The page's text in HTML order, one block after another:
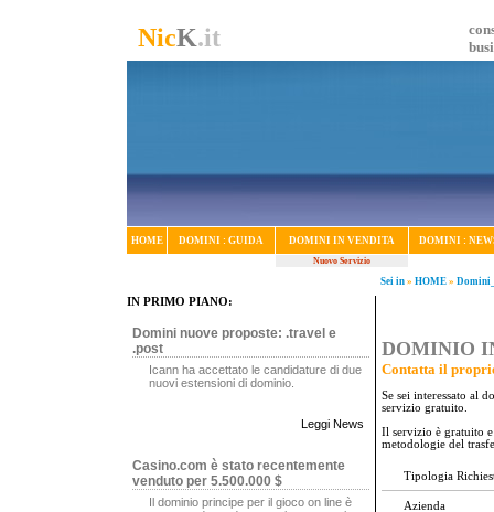
NicK.it
HOME DOMINI : GUIDA DOMINI IN VENDITA DOMINI :
Nuovo Servizio
Sei in » HOME »
IN PRIMO PIANO:
Domini nuove proposte: .travel e
.post
Icann ha accettato le candidature di due
nuovi estensioni di dominio.
Leggi News
Casino.com è stato recentemente
venduto per 5.500.000 $
Il dominio principe per il gioco on line è
DOMINIO
Contatta il
Se sei interessato al
servizio gratuito.
Il servizio è gratuito
metodologie del
Tipologia
Azienda